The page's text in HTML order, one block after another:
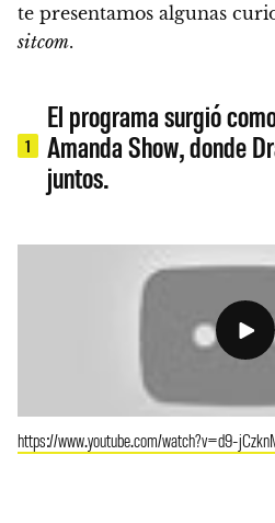
te presentamos algunas
sitcom.
1
El programa surgió
Amanda Show, donde
juntos.
https://www.youtube.com/watch?v=d9-